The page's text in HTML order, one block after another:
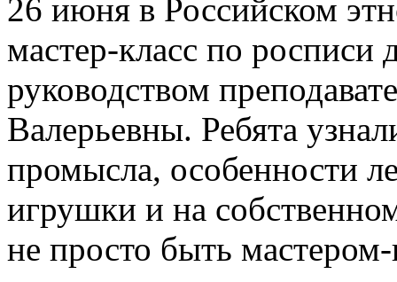
26 июня в Российском
мастер-класс по
руководством
Валерьевны. Ребята
промысла, особенности
игрушки и на
не просто быть